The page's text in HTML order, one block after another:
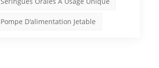
Pompe D'alimentation Jetable